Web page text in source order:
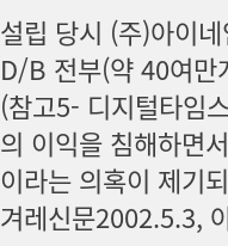
설립 당시 (주)아이
D/B 전부(약 40여만
(참고5- 디지털타임
의 이익을 침해하면
이라는 의혹이 제기
겨레신문2002.5.3,